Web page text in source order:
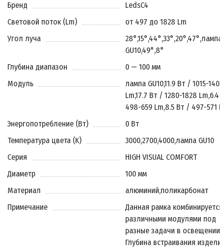
Бренд
LedsC4
Световой поток (Lm)
от 497 до 1828 Lm
Угол луча
28°15°,44°,33°,20°,47°,
GU10,49°,8°
Глубина диапазон
0 — 100 мм
Модуль
лампа GU10,11.9 Вт / 1015-
Lm17.7 Вт / 1280-1828 Lm,
498-659 Lm,8.5 Вт / 497-571
Энергопотребление (Вт)
0 Вт
Температура цвета (K)
3000,2700,4000,лампа GU10
Серия
HIGH VISUAL COMFORT
Диаметр
100 мм
Материал
алюминий,поликарбонат
Примечание
Данная рамка
различными модулями под
разные задачи в
Глубина встраивания